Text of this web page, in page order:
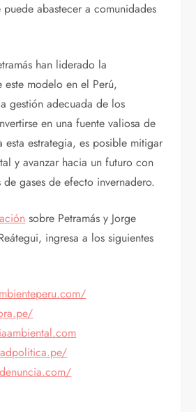
abastecer a comunidades
han liderado la
este modelo en el Perú,
gestión adecuada de los
en una fuente valiosa de
esta estrategia, es posible mitigar
y avanzar hacia un futuro con
de gases de efecto invernadero.
sobre Petramás y Jorge
ingresa a los siguientes